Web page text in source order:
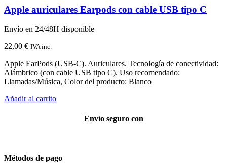
Apple auriculares Earpods con cable USB tipo C
Envío en 24/48H disponible
22,00 € IVA inc.
Apple EarPods (USB‑C). Auriculares. Tecnología de conectividad:
Alámbrico (con cable USB tipo C). Uso recomendado:
Llamadas/Música, Color del producto: Blanco
Añadir al carrito
Envío seguro con
Métodos de pago